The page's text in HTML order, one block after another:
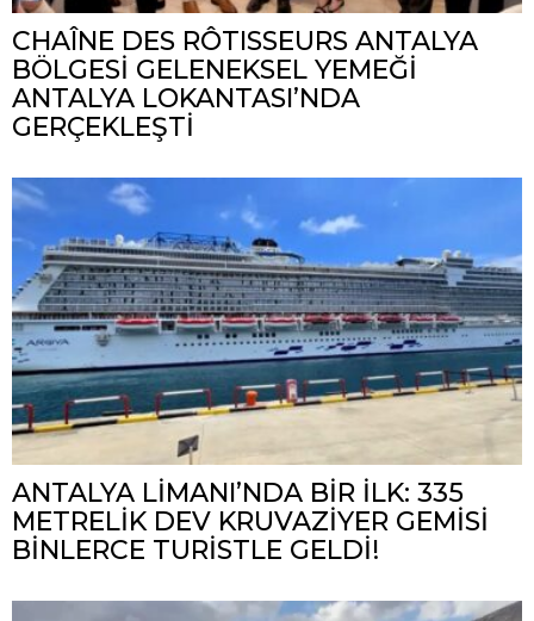
CHAÎNE DES RÔTISSEURS ANTALYA
BÖLGESİ GELENEKSEL YEMEĞİ
ANTALYA LOKANTASI’NDA
GERÇEKLEŞTİ
ANTALYA LİMANI’NDA BİR İLK: 335
METRELİK DEV KRUVAZİYER GEMİSİ
BİNLERCE TURİSTLE GELDİ!